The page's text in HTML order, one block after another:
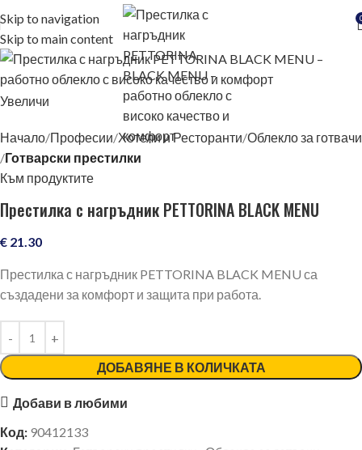
Skip to navigation
Skip to main content
Увеличи
Начало Професии Хотели и Ресторанти Облекло за готвачи
Готварски престилки
Към продуктите
Престилка с нагръдник PETTORINA BLACK MENU
€ 21.30
Престилка с нагръдник PETTORINA BLACK MENU са
създадени за комфорт и защита при работа.
ДОБАВЯНЕ В КОЛИЧКАТА
Добави в любими
Код: 90412133